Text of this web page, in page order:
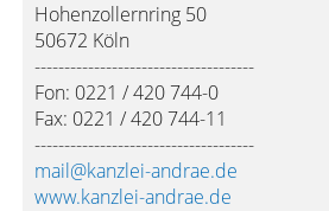
Hohenzollernring 50
50672 Köln
-------------------------------------
Fon: 0221 / 420 744-0
Fax: 0221 / 420 744-11
-------------------------------------
mail@kanzlei-andrae.de
www.kanzlei-andrae.de